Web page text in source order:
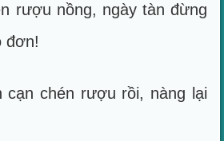
rượu nồng, ngày tàn đừng
đơn!
cạn chén rượu rồi, nàng lại